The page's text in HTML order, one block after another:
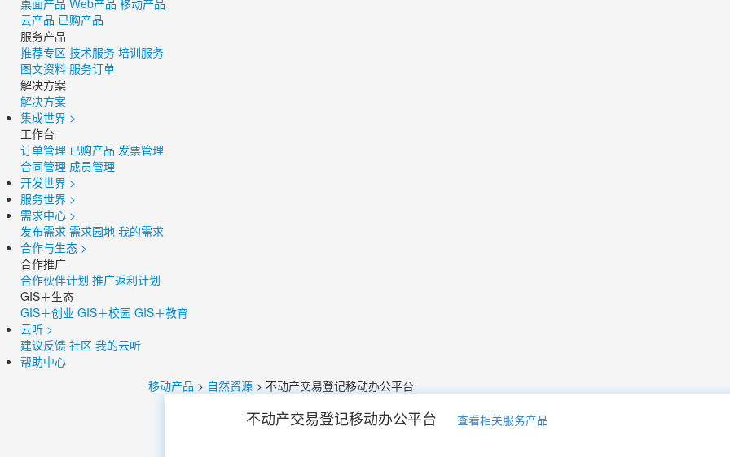
桌面产品 Ｗeb产品 移动产品
云产品 已购产品
服务产品
推荐专区 技术服务 培训服务
图文资料 服务订单
解决方案
解决方案
集成世界 >
工作台
订单管理 已购产品 发票管理
合同管理 成员管理
开发世界 >
服务世界 >
需求中心 >
发布需求 需求园地 我的需求
合作与生态 >
合作推广
合作伙伴计划 推广返利计划
GIS＋生态
GIS＋创业 GIS＋校园 GIS＋教育
云听 >
建议反馈 社区 我的云听
帮助中心
移动产品 > 自然资源 > 不动产交易登记移动办公平台
不动产交易登记移动办公平台 查看相关服务产品